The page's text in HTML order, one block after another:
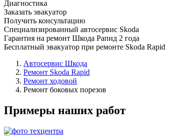
Диагностика
Заказать эвакуатор
Получить консультацию
Специализированный автосервис Skoda
Гарантия на ремонт Шкода Рапид 2 года
Бесплатный эвакуатор при ремонте Skoda Rapid
Автосервис Шкода
Ремонт Skoda Rapid
Ремонт ходовой
Ремонт боковых порезов
Примеры наших работ